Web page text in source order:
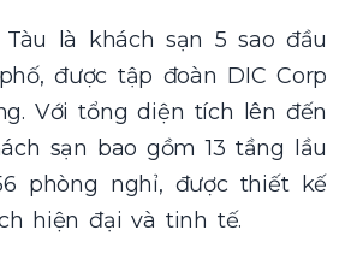
là khách sạn 5 sao đầu
được tập đoàn DIC Corp
Với tổng diện tích lên đến
sạn bao gồm 13 tầng lầu
phòng nghỉ, được thiết kế
hiện đại và tinh tế.